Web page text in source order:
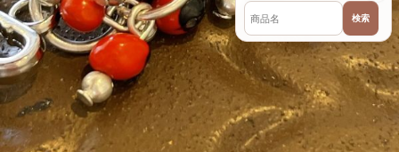
検索